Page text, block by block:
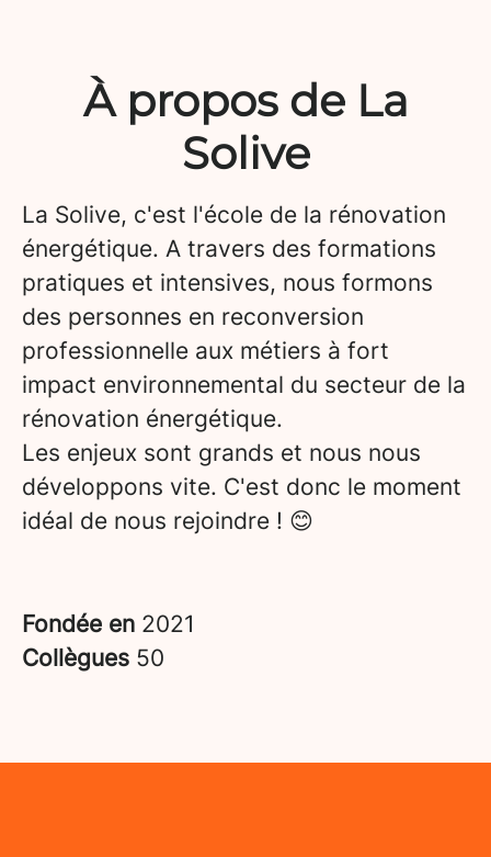
À propos de La
Solive
La Solive, c'est l'école de la rénovation
énergétique. A travers des formations
pratiques et intensives, nous formons
des personnes en reconversion
professionnelle aux métiers à fort
impact environnemental du secteur de la
rénovation énergétique.
Les enjeux sont grands et nous nous
développons vite. C'est donc le moment
idéal de nous rejoindre ! 😊
Fondée en 2021
Collègues 50